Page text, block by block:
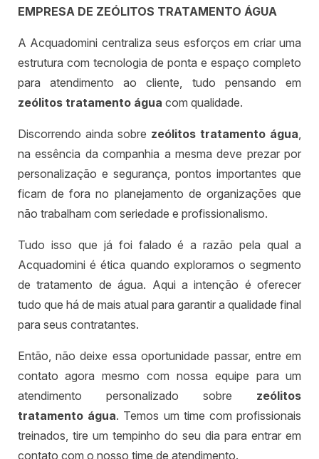
EMPRESA DE ZEÓLITOS TRATAMENTO ÁGUA
A Acquadomini centraliza seus esforços em criar uma
estrutura com tecnologia de ponta e espaço completo
para atendimento ao cliente, tudo pensando em
zeólitos tratamento água com qualidade.
Discorrendo ainda sobre zeólitos tratamento água,
na essência da companhia a mesma deve prezar por
personalização e segurança, pontos importantes que
ficam de fora no planejamento de organizações que
não trabalham com seriedade e profissionalismo.
Tudo isso que já foi falado é a razão pela qual a
Acquadomini é ética quando exploramos o segmento
de tratamento de água. Aqui a intenção é oferecer
tudo que há de mais atual para garantir a qualidade final
para seus contratantes.
Então, não deixe essa oportunidade passar, entre em
contato agora mesmo com nossa equipe para um
atendimento personalizado sobre zeólitos
tratamento água. Temos um time com profissionais
treinados, tire um tempinho do seu dia para entrar em
contato com o nosso time de atendimento.